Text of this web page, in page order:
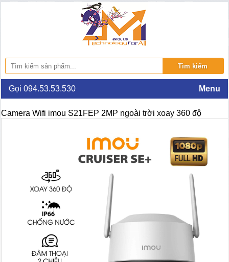
Gọi 094.53.53.530 Menu
Camera Wifi imou S21FEP 2MP ngoài trời xoay 360 độ